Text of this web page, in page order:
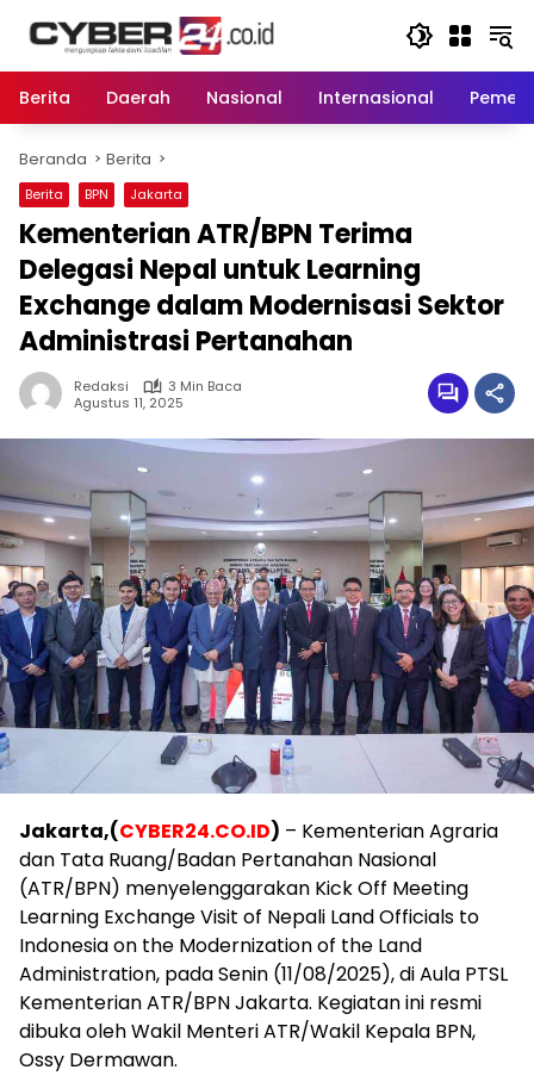
Berita
Daerah Nasional Internasional
Beranda Berita
Berita BPN Jakarta
Kementerian ATR/BPN Terima
Delegasi Nepal untuk Learning
Exchange dalam Modernisasi Sektor
Administrasi Pertanahan
Redaksi
3 Min Baca
Agustus 11, 2025
Jakarta,(CYBER24.CO.ID) – Kementerian Agraria
dan Tata Ruang/Badan Pertanahan Nasional
(ATR/BPN) menyelenggarakan Kick Off Meeting
Learning Exchange Visit of Nepali Land Officials to
Indonesia on the Modernization of the Land
Administration, pada Senin (11/08/2025), di Aula PTSL
Kementerian ATR/BPN Jakarta. Kegiatan ini resmi
dibuka oleh Wakil Menteri ATR/Wakil Kepala BPN,
Ossy Dermawan.